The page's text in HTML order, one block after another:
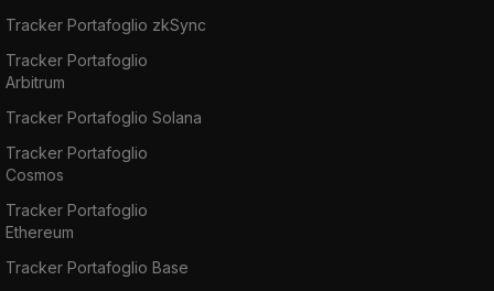
Tracker Portafoglio zkSync
Tracker Portafoglio
Arbitrum
Tracker Portafoglio Solana
Tracker Portafoglio
Cosmos
Tracker Portafoglio
Ethereum
Tracker Portafoglio Base